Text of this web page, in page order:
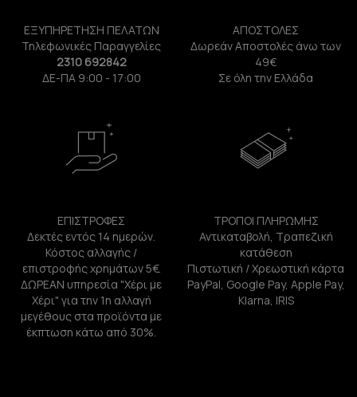
ΕΞΥΠΗΡΕΤΗΣΗ ΠΕΛΑΤΩΝ
Τηλεφωνικές Παραγγελίες
2310 692842
ΔΕ-ΠΑ 9:00 - 17:00
ΑΠΟΣΤΟΛΕΣ
Δωρεάν Αποστολές άνω των
49€
Σε όλη την Ελλάδα
ΕΠΙΣΤΡΟΦΕΣ
Δεκτές εντός 14 ημερών.
Κόστος αλλαγής /
επιστροφής χρημάτων 5€.
ΔΩΡΕΑΝ υπηρεσία "Χέρι με
Χέρι" για την 1η αλλαγή
μεγέθους στα προϊόντα με
έκπτωση κάτω από 30%.
ΤΡΟΠΟΙ ΠΛΗΡΩΜΗΣ
Αντικαταβολή, Τραπεζική
κατάθεση
Πιστωτική / Χρεωστική κάρτα
PayPal, Google Pay, Apple Pay,
Klarna, IRIS